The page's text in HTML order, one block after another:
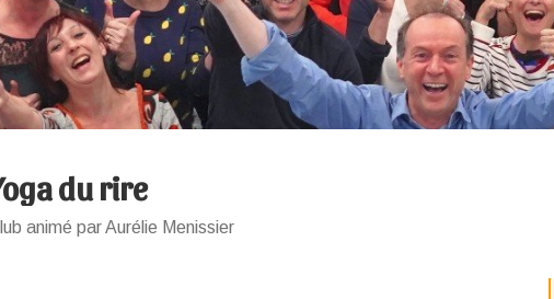
du rire
animé par Aurélie Menissier